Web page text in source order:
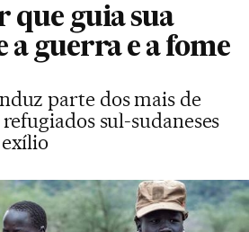
que guia sua
a guerra e a fome
parte dos mais de
sul-sudaneses
exílio